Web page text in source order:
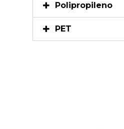
Polipropileno
PET